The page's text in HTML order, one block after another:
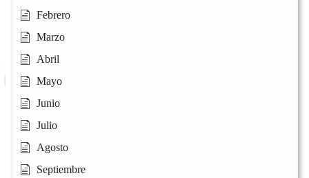
Febrero
Marzo
Abril
Mayo
Junio
Julio
Agosto
Septiembre